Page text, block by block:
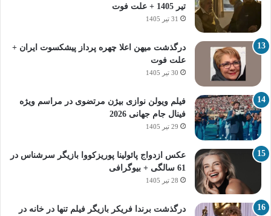
تیر 1405 + علت فوت
31 تیر 1405
درگذشت میهن اعلا چهره پرداز پیشکسوت ایران +
علت فوت
30 تیر 1405
فیلم ویولن نوازی بیژن مرتضوی در مراسم ویژه
فینال جام جهانی 2026
29 تیر 1405
عکس ازدواج پائولینا پوریزکووا بازیگر سرشناس در
61 سالگی + بیوگرافی
28 تیر 1405
درگذشت برندا فریکر بازیگر فیلم تنها در خانه در